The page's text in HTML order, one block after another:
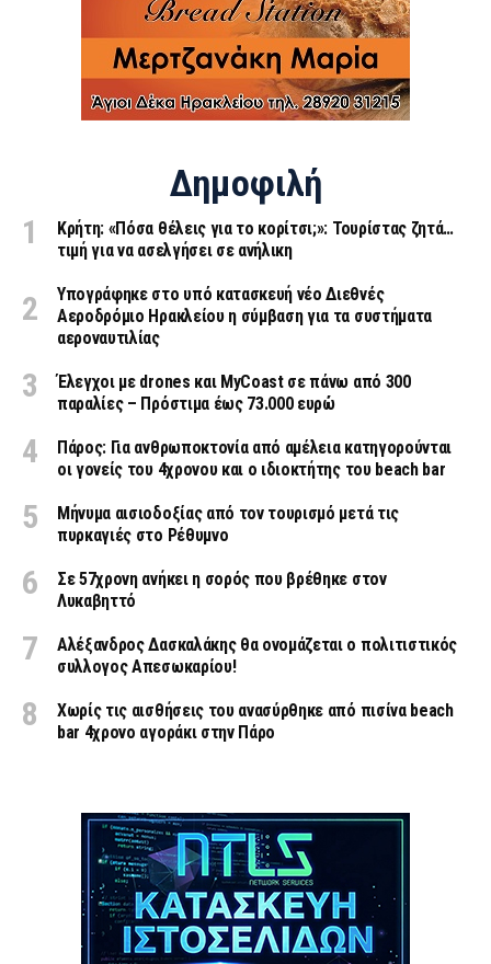
Δημοφιλή
Κρήτη: «Πόσα θέλεις για το κορίτσι;»: Τουρίστας ζητά…
τιμή για να ασελγήσει σε ανήλικη
Υπογράφηκε στο υπό κατασκευή νέο Διεθνές
Αεροδρόμιο Ηρακλείου η σύμβαση για τα συστήματα
αεροναυτιλίας
Έλεγχοι με drones και MyCoast σε πάνω από 300
παραλίες – Πρόστιμα έως 73.000 ευρώ
Πάρος: Για ανθρωποκτονία από αμέλεια κατηγορούνται
οι γονείς του 4χρονου και ο ιδιοκτήτης του beach bar
Μήνυμα αισιοδοξίας από τον τουρισμό μετά τις
πυρκαγιές στο Ρέθυμνο
Σε 57χρονη ανήκει η σορός που βρέθηκε στον
Λυκαβηττό
Αλέξανδρος Δασκαλάκης θα ονομάζεται ο πολιτιστικός
συλλογος Απεσωκαρίου!
Χωρίς τις αισθήσεις του ανασύρθηκε από πισίνα beach
bar 4χρονο αγοράκι στην Πάρο